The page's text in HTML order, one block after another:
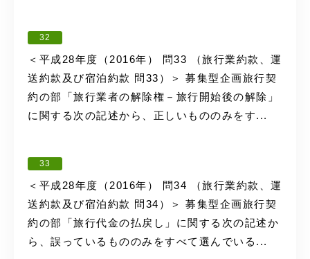
32
＜平成28年度（2016年） 問33 （旅行業約款、運
送約款及び宿泊約款 問33）＞ 募集型企画旅行契
約の部「旅行業者の解除権－旅行開始後の解除」
に関する次の記述から、正しいもののみをす...
33
＜平成28年度（2016年） 問34 （旅行業約款、運
送約款及び宿泊約款 問34）＞ 募集型企画旅行契
約の部「旅行代金の払戻し」に関する次の記述か
ら、誤っているもののみをすべて選んでいる...